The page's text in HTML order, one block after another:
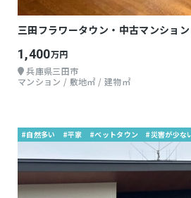
三田フラワータウン・中古マンション
1,400万円
兵庫県三田市
マンション / 敷地㎡ / 建物㎡
#自然多い #平家 #ベットタウン #災害が少な